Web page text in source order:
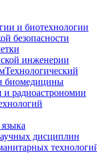
и биотехнологии
безопасности
инженерии
биомедицины
и радиоастрономии
дисциплин